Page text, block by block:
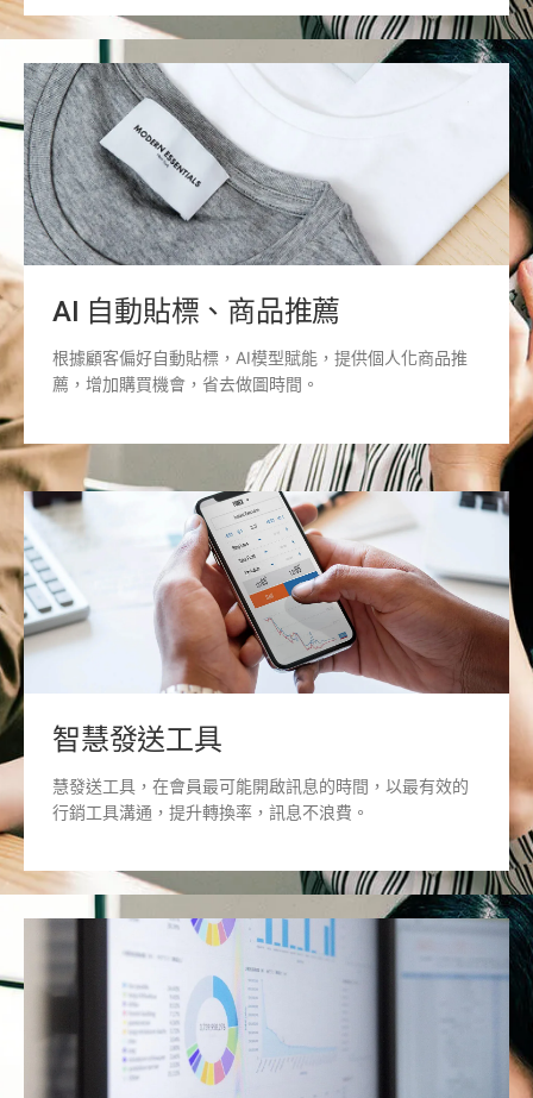
AI 自動貼標、商品推薦
根據顧客偏好自動貼標，AI模型賦能，提供個人化商品推
薦，增加購買機會，省去做圖時間。
智慧發送工具
慧發送工具，在會員最可能開啟訊息的時間，以最有效的
行銷工具溝通，提升轉換率，訊息不浪費。